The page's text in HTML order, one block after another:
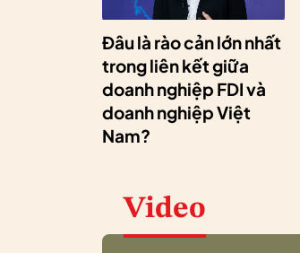
Đâu là rào cản lớn nhất
trong liên kết giữa
doanh nghiệp FDI và
doanh nghiệp Việt
Nam?
Video